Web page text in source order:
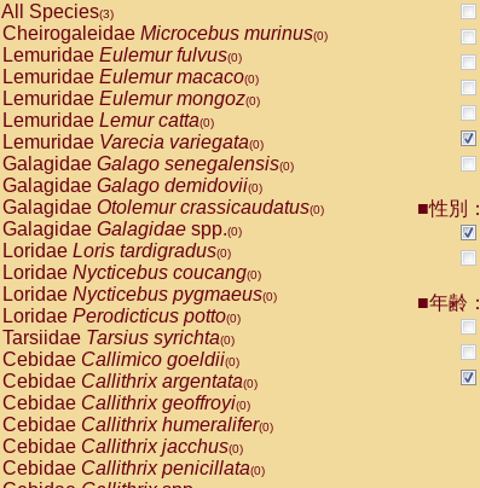
All Species(3)
Cheirogaleidae Microcebus murinus(0)
Lemuridae Eulemur fulvus(0)
Lemuridae Eulemur macaco(0)
Lemuridae Eulemur mongoz(0)
Lemuridae Lemur catta(0)
Lemuridae Varecia variegata(0)
Galagidae Galago senegalensis(0)
Galagidae Galago demidovii(0)
Galagidae Otolemur crassicaudatus(0)
Galagidae Galagidae spp.(0)
Loridae Loris tardigradus(0)
Loridae Nycticebus coucang(0)
Loridae Nycticebus pygmaeus(0)
Loridae Perodicticus potto(0)
Tarsiidae Tarsius syrichta(0)
Cebidae Callimico goeldii(0)
Cebidae Callithrix argentata(0)
Cebidae Callithrix geoffroyi(0)
Cebidae Callithrix humeralifer(0)
Cebidae Callithrix jacchus(0)
Cebidae Callithrix penicillata(0)
■性別：
■年齢：